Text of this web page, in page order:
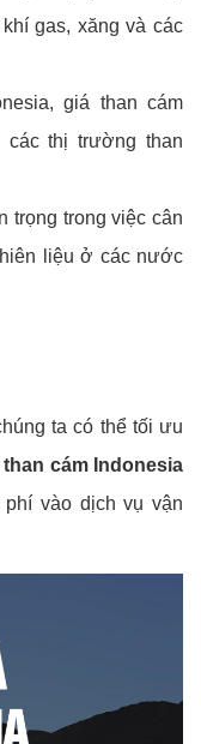
gas, xăng và các
giá than cám
các thị trường than
trọng trong việc cân
liệu ở các nước
ta có thể tối ưu
than cám Indonesia
vào dịch vụ vận